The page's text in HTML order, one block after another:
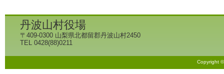
丹波山村役場
〒409-0300 山梨県北都留郡丹波山村2450
TEL 0428(88)0211
Copyright